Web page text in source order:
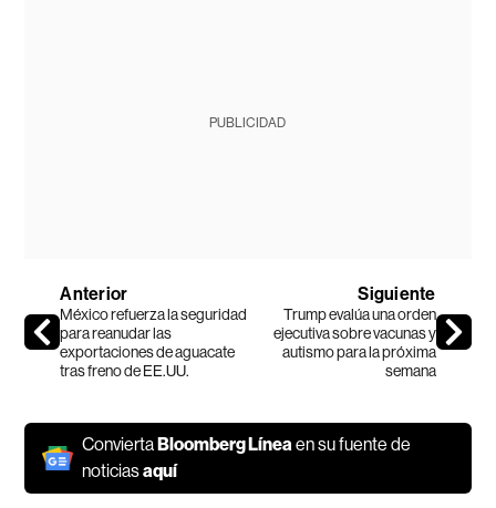
PUBLICIDAD
Anterior
México refuerza la seguridad
para reanudar las
exportaciones de aguacate
tras freno de EE.UU.
Siguiente
Trump evalúa una orden
ejecutiva sobre vacunas y
autismo para la próxima
semana
ConviertaBloomberg Líneaen su fuente de
noticiasaquí